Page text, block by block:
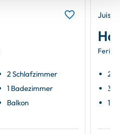
2 Schlafzimmer
1 Badezimmer
Balkon
Juist
2
30
1